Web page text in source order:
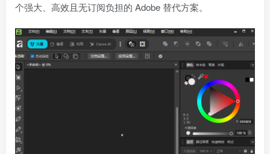
个强大、高效且无订阅负担的 Adobe 替代方案。